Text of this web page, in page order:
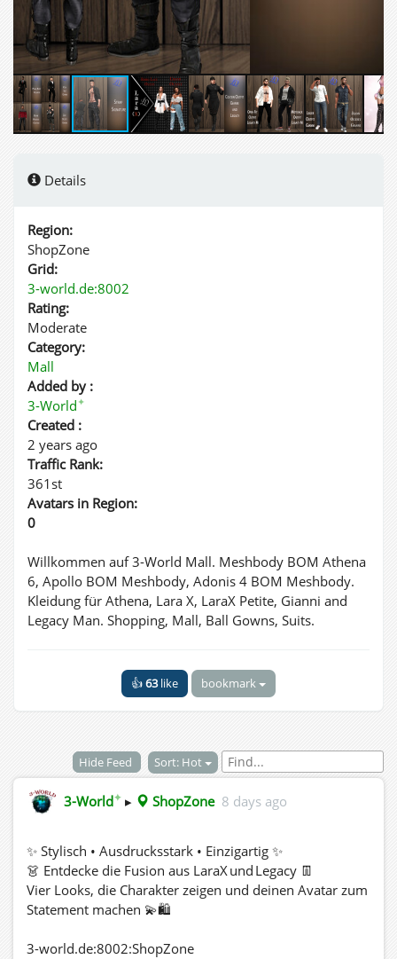
Details
Region:
ShopZone
Grid:
3-world.de:8002
Rating:
Moderate
Category:
Mall
Added by :
3-World ✦
Created :
2 years ago
Traffic Rank:
361st
Avatars in Region:
0
Willkommen auf 3-World Mall. Meshbody BOM Athena
6, Apollo BOM Meshbody, Adonis 4 BOM Meshbody.
Kleidung für Athena, Lara X, LaraX Petite, Gianni and
Legacy Man. Shopping, Mall, Ball Gowns, Suits.
👍63like bookmark
Hide Feed Sort: Hot
3-World✦ ▸ ShopZone 8 days ago
✨ Stylisch • Ausdrucksstark • Einzigartig ✨
👗 Entdecke die Fusion aus LaraX und Legacy 👖
Vier Looks, die Charakter zeigen und deinen Avatar zum
Statement machen 💫🛍️
3-world.de:8002:ShopZone